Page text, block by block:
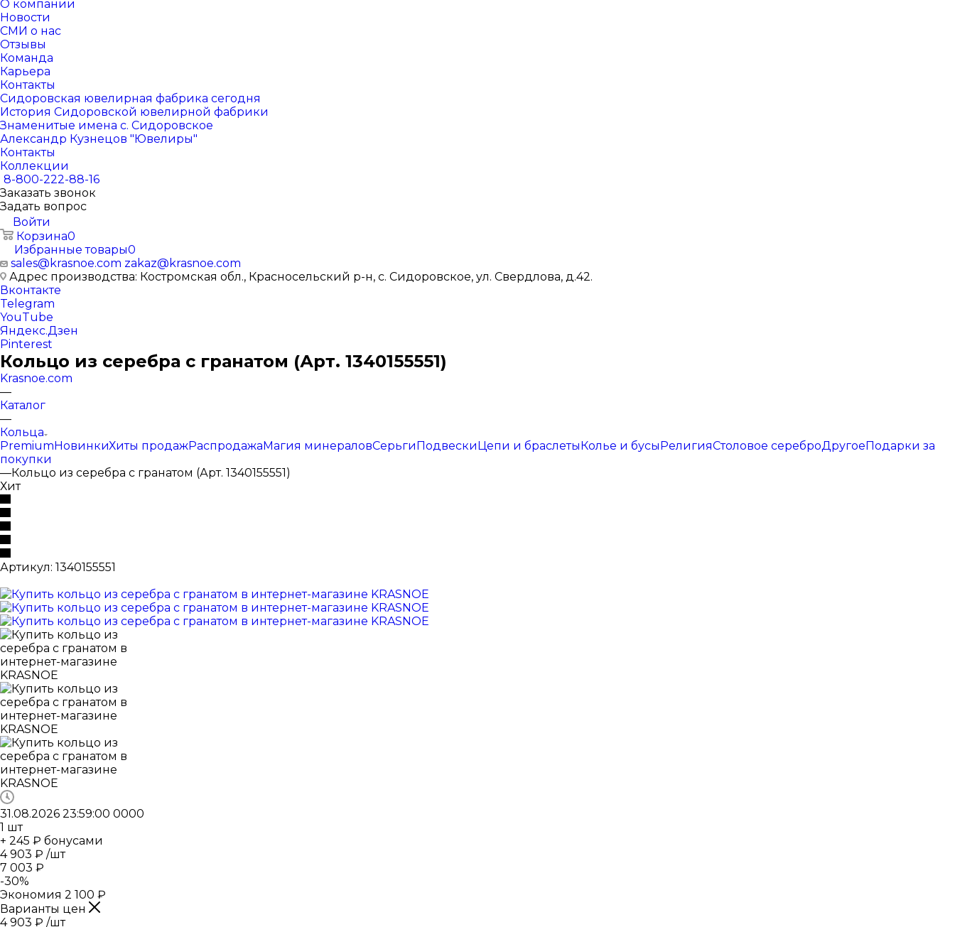
О компании
Новости
СМИ о нас
Отзывы
Команда
Карьера
Контакты
Сидоровская ювелирная фабрика сегодня
История Сидоровской ювелирной фабрики
Знаменитые имена с. Сидоровское
Александр Кузнецов "Ювелиры"
Контакты
Коллекции
8-800-222-88-16
Заказать звонок
Задать вопрос
Войти
Корзина0
Избранные товары0
sales@krasnoe.com zakaz@krasnoe.com
Адрес производства: Костромская обл., Красносельский р-н, с. Сидоровское, ул. Свердлова, д.42.
Вконтакте
Telegram
YouTube
Яндекс.Дзен
Pinterest
Кольцо из серебра с гранатом (Арт. 1340155551)
Krasnoe.com
—
Каталог
—
Кольца
PremiumНовинкиХиты продажРаспродажаМагия минераловСерьгиПодвескиЦепи и браслетыКолье и бусыРелигияСтоловое сереброДругоеПодарки за
покупки
—Кольцо из серебра с гранатом (Арт. 1340155551)
Хит
Артикул: 1340155551
31.08.2026 23:59:00 0000
1 шт
+ 245 ₽ бонусами
4 903 ₽ /шт
7 003 ₽
-30%
Экономия 2 100 ₽
Варианты цен
4 903 ₽ /шт